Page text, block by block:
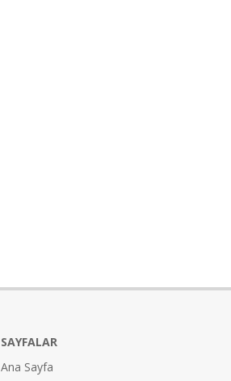
SAYFALAR
Ana Sayfa